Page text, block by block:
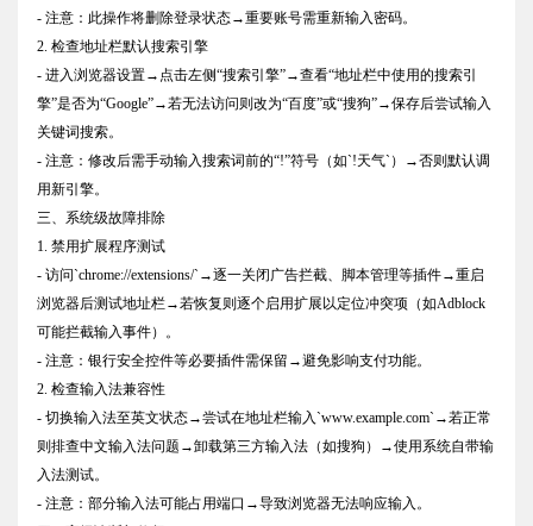
- 注意：此操作将删除登录状态→重要账号需重新输入密码。
2. 检查地址栏默认搜索引擎
- 进入浏览器设置→点击左侧“搜索引擎”→查看“地址栏中使用的搜索引
擎”是否为“Google”→若无法访问则改为“百度”或“搜狗”→保存后尝试输入
关键词搜索。
- 注意：修改后需手动输入搜索词前的“!”符号（如`!天气`）→否则默认调
用新引擎。
三、系统级故障排除
1. 禁用扩展程序测试
- 访问`chrome://extensions/`→逐一关闭广告拦截、脚本管理等插件→重启
浏览器后测试地址栏→若恢复则逐个启用扩展以定位冲突项（如Adblock
可能拦截输入事件）。
- 注意：银行安全控件等必要插件需保留→避免影响支付功能。
2. 检查输入法兼容性
- 切换输入法至英文状态→尝试在地址栏输入`www.example.com`→若正常
则排查中文输入法问题→卸载第三方输入法（如搜狗）→使用系统自带输
入法测试。
- 注意：部分输入法可能占用端口→导致浏览器无法响应输入。